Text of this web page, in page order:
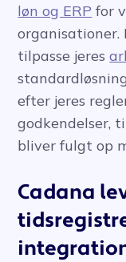
løn og ERP for
organisationer.
tilpasse jeres
efter jeres
godkendelser,
bliver fulgt op
Cadana